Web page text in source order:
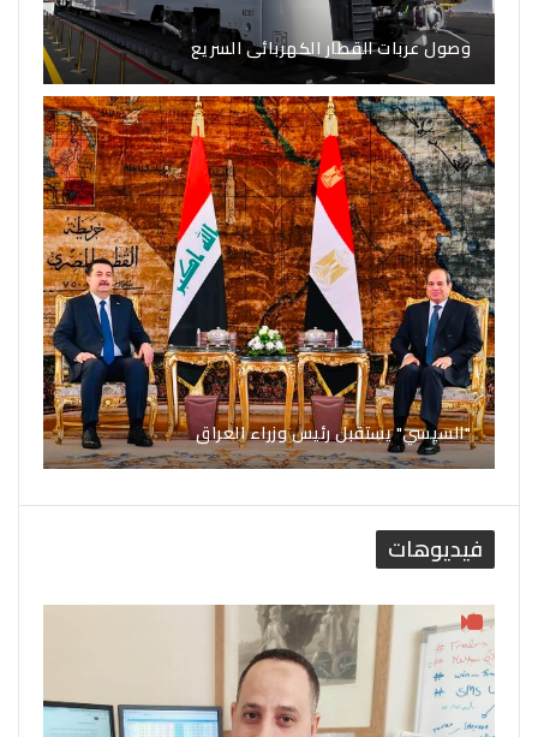
وصول عربات القطار الكهربائى السريع
"السيسي" يستقبل رئيس وزراء العراق
فيديوهات